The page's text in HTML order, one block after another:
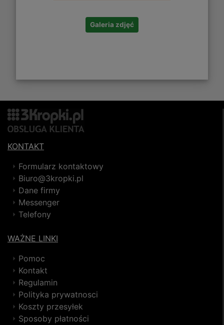
Galeria zdjęć
KONTAKT
Formularz kontaktowy
Biuro@3kropki.pl
Dane firmy
Messenger
Telefony
WAŻNE LINKI
Pomoc
Kontakt
Regulamin
Polityka prywatnosci
Koszty przesyłek
Sposoby płatności